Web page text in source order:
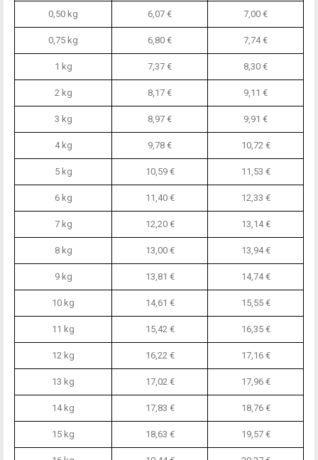
0,50 kg 6,07 € 7,00 €
0,75 kg 6,80 € 7,74 €
1 kg 7,37 € 8,30 €
2 kg 8,17 € 9,11 €
3 kg 8,97 € 9,91 €
4 kg 9,78 € 10,72 €
5 kg 10,59 € 11,53 €
6 kg 11,40 € 12,33 €
7 kg 12,20 € 13,14 €
8 kg 13,00 € 13,94 €
9 kg 13,81 € 14,74 €
10 kg 14,61 € 15,55 €
11 kg 15,42 € 16,35 €
12 kg 16,22 € 17,16 €
13 kg 17,02 € 17,96 €
14 kg 17,83 € 18,76 €
15 kg 18,63 € 19,57 €